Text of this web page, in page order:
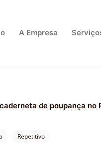
A Empresa
de poupança no
Repetitivo